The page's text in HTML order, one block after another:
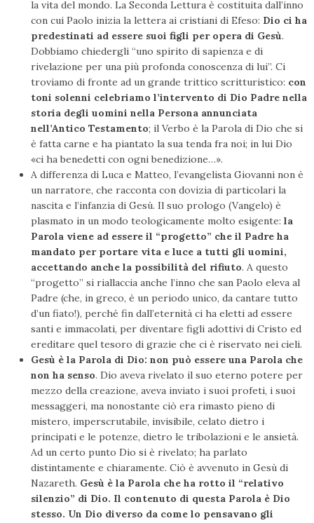
la vita del mondo. La Seconda Lettura è costituita dall’inno
con cui Paolo inizia la lettera ai cristiani di Efeso: Dio ci ha
predestinati ad essere suoi figli per opera di Gesù.
Dobbiamo chiedergli “uno spirito di sapienza e di
rivelazione per una più profonda conoscenza di lui”. Ci
troviamo di fronte ad un grande trittico scritturistico: con
toni solenni celebriamo l’intervento di Dio Padre nella
storia degli uomini nella Persona annunciata
nell’Antico Testamento; il Verbo è la Parola di Dio che si
è fatta carne e ha piantato la sua tenda fra noi; in lui Dio
«ci ha benedetti con ogni benedizione…».
A differenza di Luca e Matteo, l’evangelista Giovanni non è
un narratore, che racconta con dovizia di particolari la
nascita e l’infanzia di Gesù. Il suo prologo (Vangelo) è
plasmato in un modo teologicamente molto esigente: la
Parola viene ad essere il “progetto” che il Padre ha
mandato per portare vita e luce a tutti gli uomini,
accettando anche la possibilità del rifiuto. A questo
“progetto” si riallaccia anche l’inno che san Paolo eleva al
Padre (che, in greco, è un periodo unico, da cantare tutto
d’un fiato!), perché fin dall’eternità ci ha eletti ad essere
santi e immacolati, per diventare figli adottivi di Cristo ed
ereditare quel tesoro di grazie che ci è riservato nei cieli.
Gesù è la Parola di Dio: non può essere una Parola che
non ha senso. Dio aveva rivelato il suo eterno potere per
mezzo della creazione, aveva inviato i suoi profeti, i suoi
messaggeri, ma nonostante ciò era rimasto pieno di
mistero, imperscrutabile, invisibile, celato dietro i
principati e le potenze, dietro le tribolazioni e le ansietà.
Ad un certo punto Dio si è rivelato; ha parlato
distintamente e chiaramente. Ciò è avvenuto in Gesù di
Nazareth. Gesù è la Parola che ha rotto il “relativo
silenzio” di Dio. Il contenuto di questa Parola è Dio
stesso. Un Dio diverso da come lo pensavano gli